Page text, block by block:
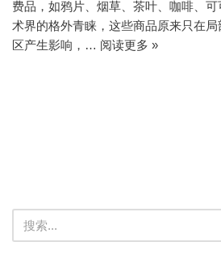
费品，如鸦片、烟草、茶叶、咖啡、
术界的格外青睐，这些商品原来只在
区产生影响，… 阅读更多 »